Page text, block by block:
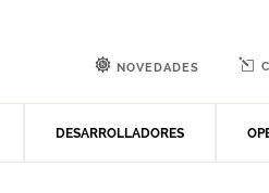
DESARROLLADORES
NOVEDADES